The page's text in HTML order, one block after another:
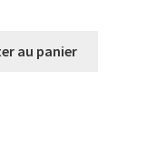
au panier